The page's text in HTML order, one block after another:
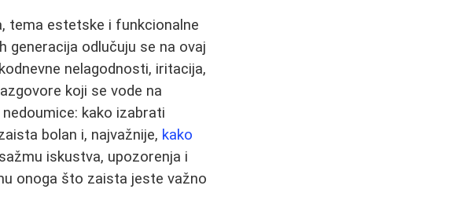
tema estetske i funkcionalne
generacija odlučuju se na ovaj
nelagodnosti, iritacija,
koji se vode na
kako izabrati
bolan i, najvažnije, kako
iskustva, upozorenja i
onoga što zaista jeste važno